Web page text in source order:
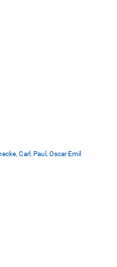
Carl Paul, Oscar Emil